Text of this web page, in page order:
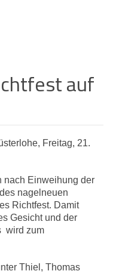
auf
Freitag, 21.
nach Einweihung der
nagelneuen
Richtfest. Damit
Gesicht und der
wird zum
Thiel, Thomas